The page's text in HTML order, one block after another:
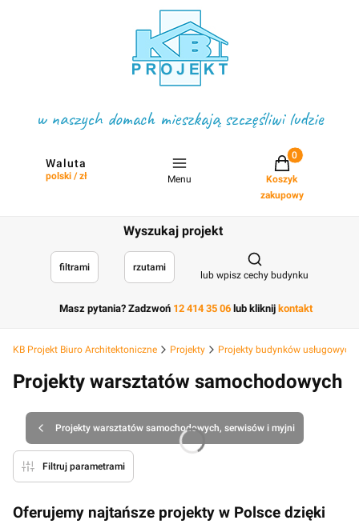
w naszych domach mieszkają szczęśliwi ludzie
Waluta
polski / zł Menu
Projekty w
Koszyk
zakupowy
Wyszukaj projekt
filtrami rzutami
Otwórz
lub wpisz cechy budynku
Masz pytania? Zadzwoń 12 414 35 06 lub kliknij kontakt
KB Projekt Biuro Architektoniczne Projekty Projekty budynków
Projekty warsztatów samochodowych
Projekty warsztatów samochodowych, serwisów i myjni
Filtruj parametrami
Oferujemy najtańsze projekty w Polsce dzięki